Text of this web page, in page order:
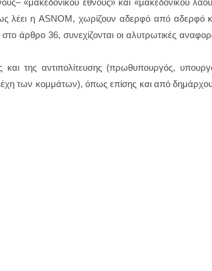
«μακεδονικού έθνους» και «μακεδονικού
λέει η ASNOM, χωρίζουν αδερφό από αδερφό
άρθρο 36, συνεχίζονται οι αλυτρωτικές
της αντιπολίτευσης (πρωθυπουργός,
των κομμάτων), όπως επίσης και από